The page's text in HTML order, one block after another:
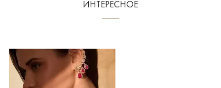
ИНТЕРЕСНОЕ